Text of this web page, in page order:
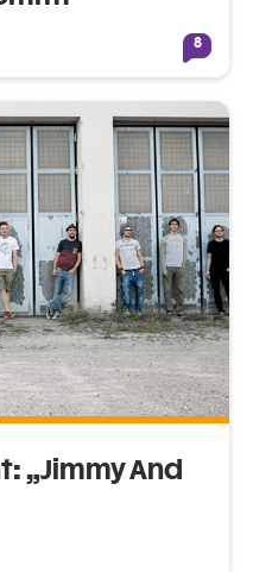
8
„Jimmy And